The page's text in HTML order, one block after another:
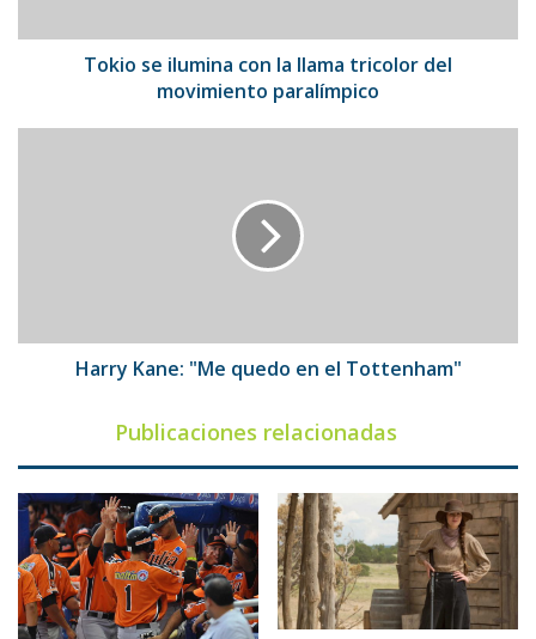
movimiento
paralímpicoTokio se ilumina con la llama tricolor del
movimiento paralímpico
Harry Kane: "Me quedo en el Tottenham"
Publicaciones relacionadas